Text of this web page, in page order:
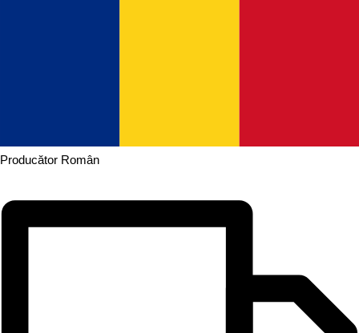
Producător Român